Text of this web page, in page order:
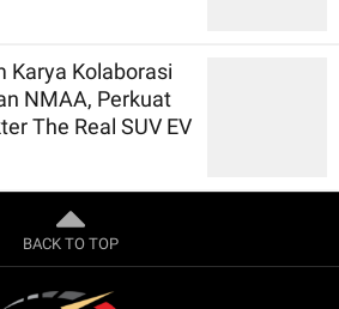
Karya Kolaborasi
NMAA, Perkuat
The Real SUV EV
BACK TO TOP